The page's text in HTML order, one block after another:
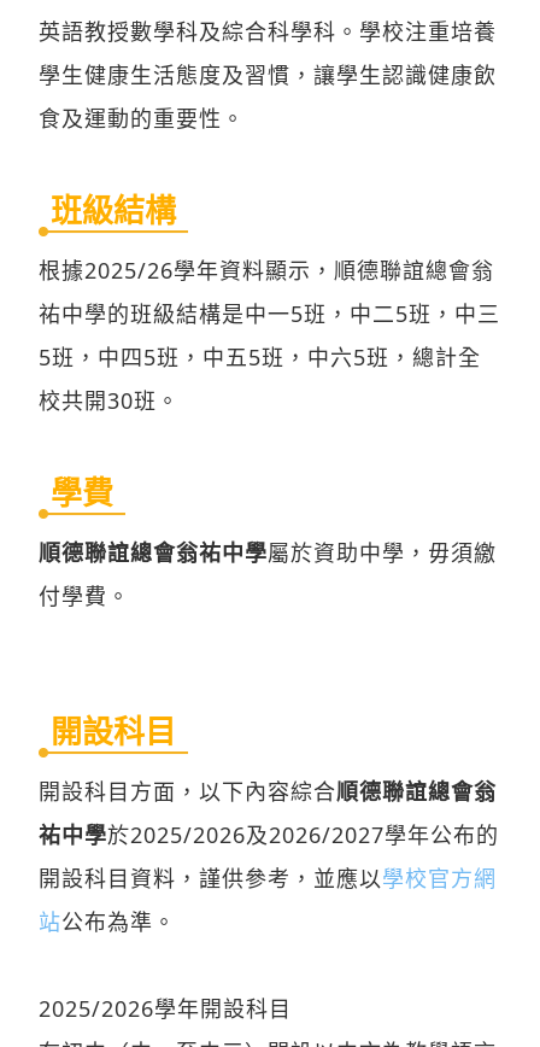
英語教授數學科及綜合科學科。學校注重培養
學生健康生活態度及習慣，讓學生認識健康飲
食及運動的重要性。
班級結構
根據2025/26學年資料顯示，順德聯誼總會翁
祐中學的班級結構是中一5班，中二5班，中三
5班，中四5班，中五5班，中六5班，總計全
校共開30班。
學費
順德聯誼總會翁祐中學屬於資助中學，毋須繳
付學費。
開設科目
開設科目方面，以下內容綜合順德聯誼總會翁
祐中學於2025/2026及2026/2027學年公布的
開設科目資料，謹供參考，並應以學校官方網
站公布為準。
2025/2026學年開設科目